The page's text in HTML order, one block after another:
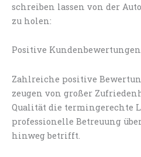
schreiben lassen von der
zu holen:
Positive
Zahlreiche positive
zeugen von großer
Qualität die termingerechte
professionelle Betreuung
hinweg betrifft.